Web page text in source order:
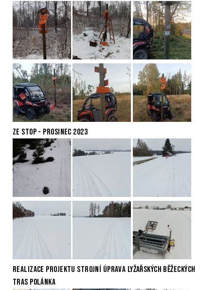
ZE STOP - PROSINEC 2023
REALIZACE PROJEKTU STROJNÍ ÚPRAVA LYŽAŘSKÝCH BĚŽECKÝCH
TRAS POLÁNKA